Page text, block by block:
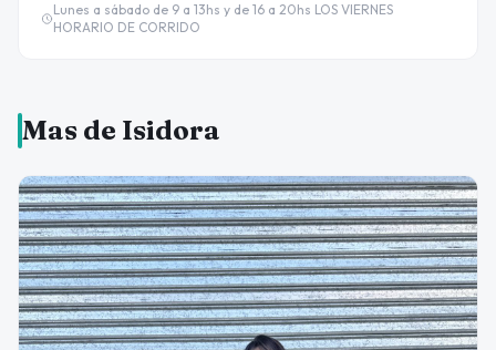
Lunes a sábado de 9 a 13hs y de 16 a 20hs LOS VIERNES
HORARIO DE CORRIDO
Mas de Isidora